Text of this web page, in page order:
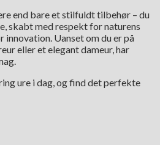
end bare et stilfuldt tilbehør – du
skabt med respekt for naturens
innovation. Uanset om du er på
eller et elegant dameur, har
ure i dag, og find det perfekte